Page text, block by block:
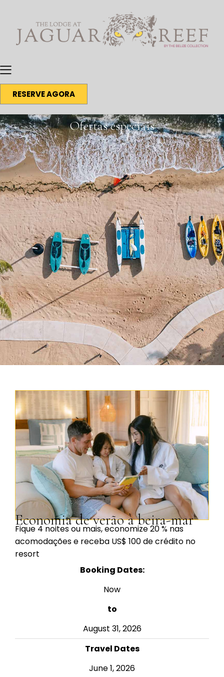
RESERVE AGORA
Ofertas especiais
Economia de verão à beira-mar
Fique 4 noites ou mais, economize 20 % nas
acomodações e receba US$ 100 de crédito no
resort
Booking Dates:
Now
to
August 31, 2026
Travel Dates
June 1, 2026